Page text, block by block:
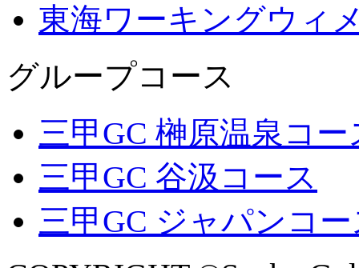
東海ワーキングウィ
グループコース
三甲GC 榊原温泉コー
三甲GC 谷汲コース
三甲GC ジャパンコ